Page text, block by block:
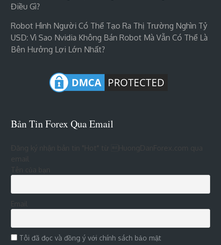
Điều Gì?
Robot Hình Người Có Thể Tạo Ra Thị Trường Nghìn Tỷ
USD: Vì Sao Nvidia Không Bán Robot Mà Vẫn Có Thể Là
Bên Hưởng Lợi Lớn Nhất?
Bản Tin Forex Qua Email
Đăng ký nhận bản tin "Hot" từ HuongDanForex.com qua
Tên của bạn
Tôi đã đọc và đồng ý với chính sách bảo mật